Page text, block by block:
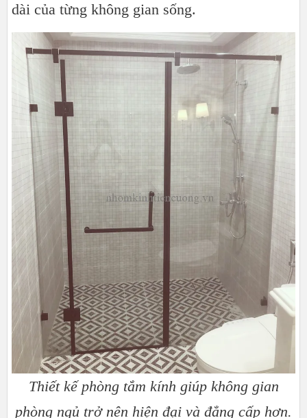
dài của từng không gian sống.
Thiết kế phòng tắm kính giúp không gian
phòng ngủ trở nên hiện đại và đẳng cấp hơn.